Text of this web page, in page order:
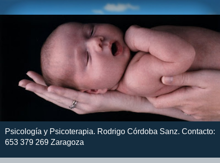
Psicología y Psicoterapia. Rodrigo Córdoba Sanz. Contacto:
653 379 269 Zaragoza